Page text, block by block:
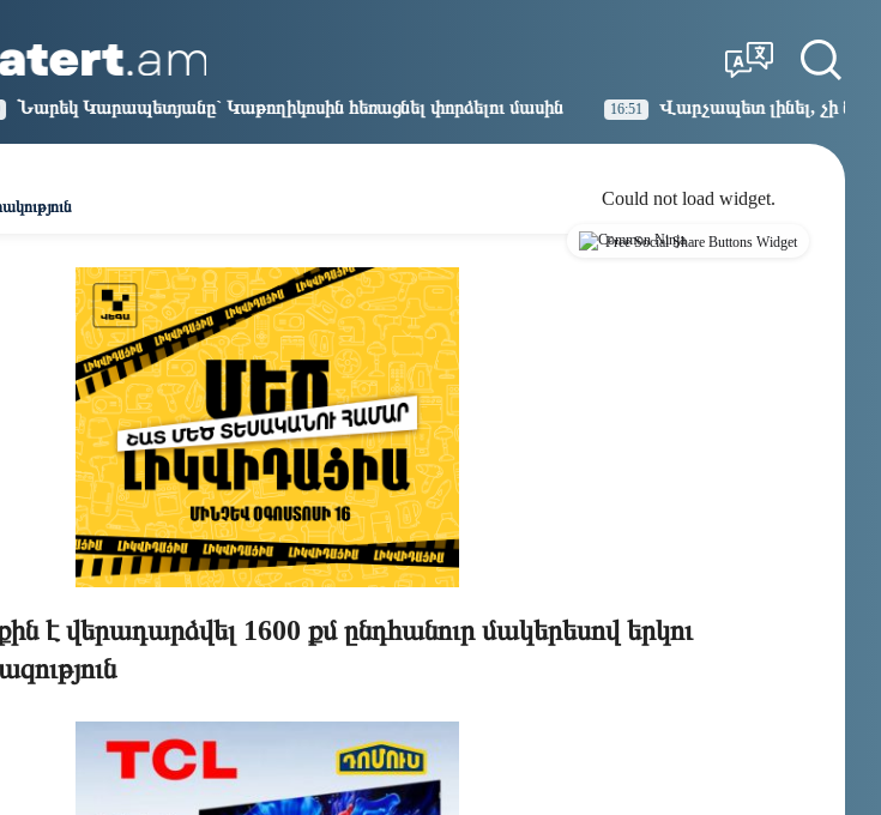
Beijing
03:00
Կաթողիկոսին հեռացնել փորձելու մասին 16:51 Վարչապետ լինել, չի նշանակում ինչ ուզել անել
Could not load widget.
Free Social Share Buttons Widget
է վերադարձվել 1600 քմ ընդհանուր մակերեսով երկու